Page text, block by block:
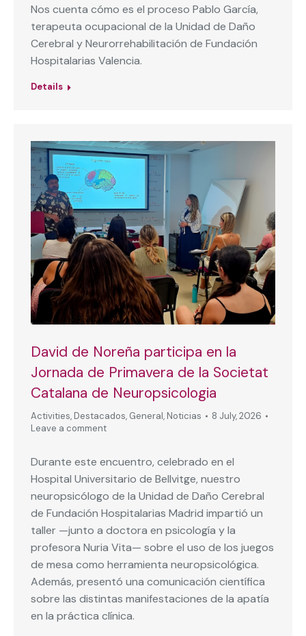
Nos cuenta cómo es el proceso Pablo García,
terapeuta ocupacional de la Unidad de Daño
Cerebral y Neurorrehabilitación de Fundación
Hospitalarias Valencia.
Details
David de Noreña participa en la
Jornada de Primavera de la Societat
Catalana de Neuropsicologia
Activities, Destacados, General, Noticias
8 July, 2026
Leave a comment
Durante este encuentro, celebrado en el
Hospital Universitario de Bellvitge, nuestro
neuropsicólogo de la Unidad de Daño Cerebral
de Fundación Hospitalarias Madrid impartió un
taller —junto a doctora en psicología y la
profesora Nuria Vita— sobre el uso de los juegos
de mesa como herramienta neuropsicológica.
Además, presentó una comunicación científica
sobre las distintas manifestaciones de la apatía
en la práctica clínica.